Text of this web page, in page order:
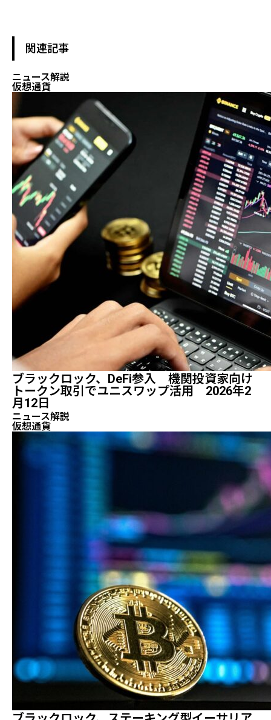
関連記事
ニュース解説
仮想通貨
ブラックロック、DeFi参入 機関投資家向け
トークン取引でユニスワップ活用 2026年2
月12日
ニュース解説
仮想通貨